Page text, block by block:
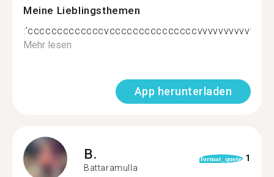
Meine Lieblingsthemen
Mehr lesen
App herunterladen
B.
Battaramulla
format_quote 1